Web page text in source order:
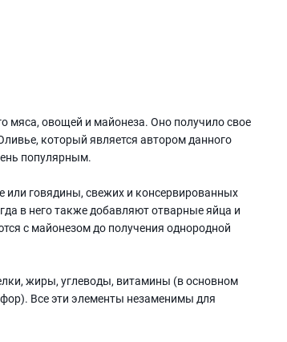
мяса, овощей и майонеза. Оно получило свое
который является автором данного
популярным.
или говядины, свежих и консервированных
в него также добавляют отварные яйца и
с майонезом до получения однородной
жиры, углеводы, витамины (в основном
Все эти элементы незаменимы для